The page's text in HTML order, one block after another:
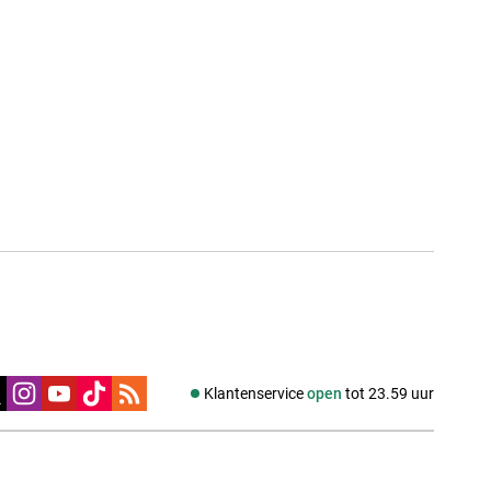
Klantenserviceopen tot 23.59 uur